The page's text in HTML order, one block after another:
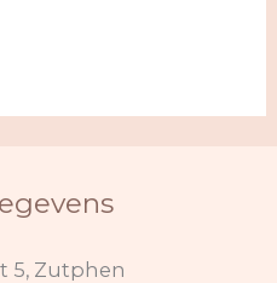
5, Zutphen